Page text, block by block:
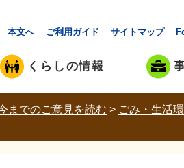
本文へ ご利用ガイド サイトマップ
くらしの情報
までのご意見を読む > ごみ・生活